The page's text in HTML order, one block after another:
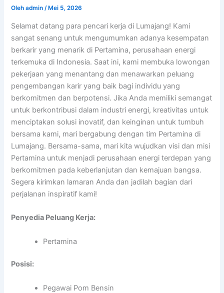
Olehadmin/ Mei 5, 2026
Selamat datang para pencari kerja di Lumajang! Kami
sangat senang untuk mengumumkan adanya kesempatan
berkarir yang menarik di Pertamina, perusahaan energi
terkemuka di Indonesia. Saat ini, kami membuka lowongan
pekerjaan yang menantang dan menawarkan peluang
pengembangan karir yang baik bagi individu yang
berkomitmen dan berpotensi. Jika Anda memiliki semangat
untuk berkontribusi dalam industri energi, kreativitas untuk
menciptakan solusi inovatif, dan keinginan untuk tumbuh
bersama kami, mari bergabung dengan tim Pertamina di
Lumajang. Bersama-sama, mari kita wujudkan visi dan misi
Pertamina untuk menjadi perusahaan energi terdepan yang
berkomitmen pada keberlanjutan dan kemajuan bangsa.
Segera kirimkan lamaran Anda dan jadilah bagian dari
perjalanan inspiratif kami!
Penyedia Peluang Kerja:
Pertamina
Posisi:
Pegawai Pom Bensin